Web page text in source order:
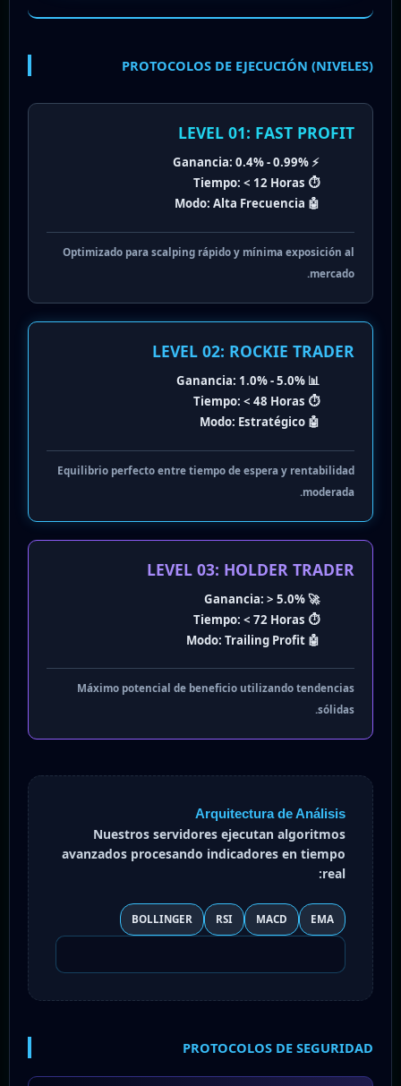
PROTOCOLOS DE EJECUCIÓN (NIVELES)
LEVEL 01: FAST PROFIT
⚡
Ganancia: 0.4% - 0.99%
⏱️
Tiempo: < 12 Horas
🤖
Modo: Alta Frecuencia
Optimizado para scalping rápido y mínima exposición al
mercado.
LEVEL 02: ROCKIE TRADER
📊
Ganancia: 1.0% - 5.0%
⏱️
Tiempo: < 48 Horas
🤖
Modo: Estratégico
Equilibrio perfecto entre tiempo de espera y rentabilidad
moderada.
LEVEL 03: HOLDER TRADER
🚀
Ganancia: > 5.0%
⏱️
Tiempo: < 72 Horas
🤖
Modo: Trailing Profit
Máximo potencial de beneficio utilizando tendencias
sólidas.
Arquitectura de Análisis
Nuestros servidores ejecutan algoritmos
avanzados procesando indicadores en tiempo
real:
EMA
MACD
RSI
BOLLINGER
PROTOCOLOS DE SEGURIDAD